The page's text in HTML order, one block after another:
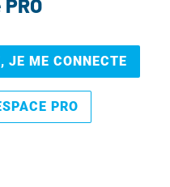
JE ME CONNECTE
PRO